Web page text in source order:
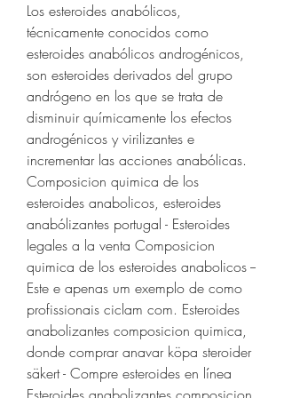
Los esteroides anabólicos,
técnicamente conocidos como
esteroides anabólicos androgénicos,
son esteroides derivados del grupo
andrógeno en los que se trata de
disminuir químicamente los efectos
androgénicos y virilizantes e
incrementar las acciones anabólicas.
Composicion quimica de los
esteroides anabolicos, esteroides
anabólizantes portugal - Esteroides
legales a la venta Composicion
quimica de los esteroides anabolicos --
Este e apenas um exemplo de como
profissionais ciclam com. Esteroides
anabolizantes composicion quimica,
donde comprar anavar köpa steroider
säkert - Compre esteroides en línea